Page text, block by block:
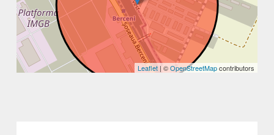
Leaflet | ©OpenStreetMapcontributors